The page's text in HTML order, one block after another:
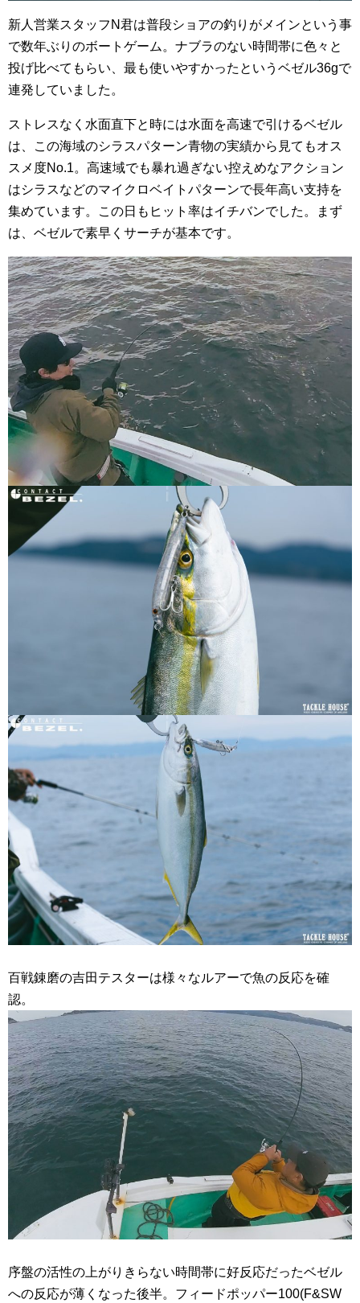
新人営業スタッフN君は普段ショアの釣りがメインという事
で数年ぶりのボートゲーム。ナブラのない時間帯に色々と
投げ比べてもらい、最も使いやすかったというベゼル36gで
連発していました。
ストレスなく水面直下と時には水面を高速で引けるベゼル
は、この海域のシラスパターン青物の実績から見てもオス
スメ度No.1。高速域でも暴れ過ぎない控えめなアクション
はシラスなどのマイクロベイトパターンで長年高い支持を
集めています。この日もヒット率はイチバンでした。まず
は、ベゼルで素早くサーチが基本です。
百戦錬磨の吉田テスターは様々なルアーで魚の反応を確
認。
序盤の活性の上がりきらない時間帯に好反応だったベゼル
への反応が薄くなった後半。フィードポッパー100(F&SW